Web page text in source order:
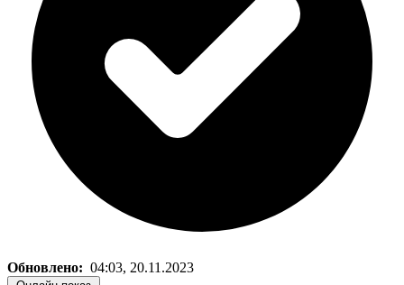
Обновлено: 04:03, 20.11.2023